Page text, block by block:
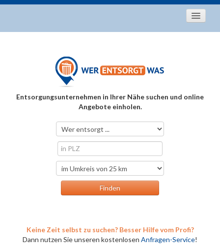
Entsorgungstipps
Über uns
Entsorgungsunternehmen in Ihrer Nähe suchen und online
Angebote einholen.
Keine Zeit selbst zu suchen? Besser Hilfe vom Profi?
Dann nutzen Sie unseren kostenlosen Anfragen-Service!